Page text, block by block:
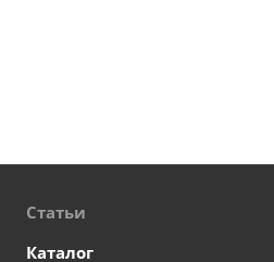
Статьи
Каталог